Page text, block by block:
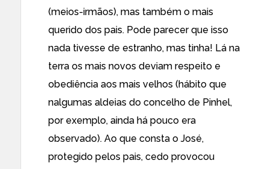
(meios-irmãos), mas também o mais
querido dos pais. Pode parecer que isso
nada tivesse de estranho, mas tinha! Lá na
terra os mais novos deviam respeito e
obediência aos mais velhos (hábito que
nalgumas aldeias do concelho de Pinhel,
por exemplo, ainda há pouco era
observado). Ao que consta o José,
protegido pelos pais, cedo provocou